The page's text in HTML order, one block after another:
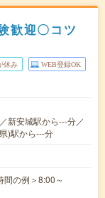
歓迎〇コツ
休み WEB登録OK
新安城駅から---分／
)駅から---分
間の例＞8:00～